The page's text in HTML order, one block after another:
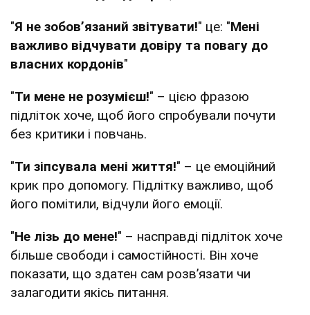
"Я не зобов’язаний звітувати!" це: "Мені
важливо відчувати довіру та повагу до
власних кордонів"
"Ти мене не розумієш!" – цією фразою
підліток хоче, щоб його спробували почути
без критики і повчань.
"Ти зіпсувала мені життя!" – це емоційний
крик про допомогу. Підлітку важливо, щоб
його помітили, відчули його емоції.
"Не лізь до мене!" – насправді підліток хоче
більше свободи і самостійності. Він хоче
показати, що здатен сам розв’язати чи
залагодити якісь питання.